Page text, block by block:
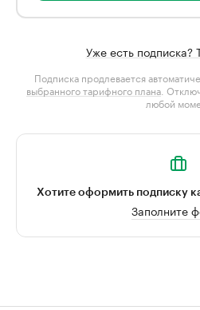
Уже есть подписка?
Подписка продлевается
выбранного тарифного плана .
любой
Хотите оформить подписку
Заполните